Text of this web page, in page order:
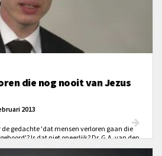
die nog nooit van Jezus
2013
gedachte 'dat mensen verloren gaan die
Is dat niet oneerlijk? Dr. G.A. van den